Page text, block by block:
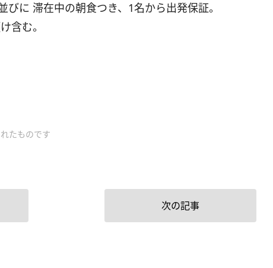
びに 滞在中の朝食つき、1名から出発保証。
含む。
たものです
次の記事